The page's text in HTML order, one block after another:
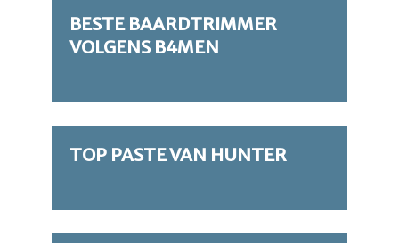
BESTE BAARDTRIMMER
VOLGENS B4MEN
TOP PASTE VAN HUNTER